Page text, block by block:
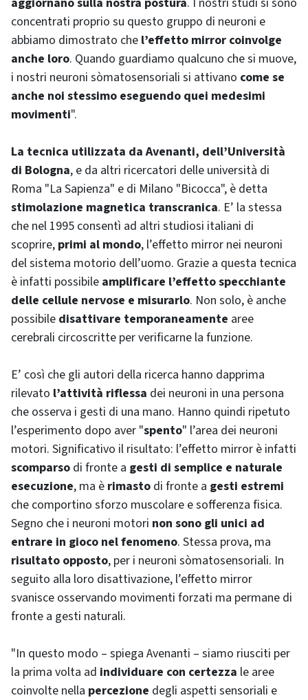
concentrati proprio su questo gruppo di neuroni e
abbiamo dimostrato che l’effetto mirror coinvolge
anche loro. Quando guardiamo qualcuno che si muove,
i nostri neuroni sòmatosensoriali si attivano come se
anche noi stessimo eseguendo quei medesimi
movimenti".
La tecnica utilizzata da Avenanti, dell’Università
di Bologna, e da altri ricercatori delle università di
Roma "La Sapienza" e di Milano "Bicocca", è detta
stimolazione magnetica transcranica. E’ la stessa
che nel 1995 consentì ad altri studiosi italiani di
scoprire, primi al mondo, l’effetto mirror nei neuroni
del sistema motorio dell’uomo. Grazie a questa tecnica
è infatti possibile amplificare l’effetto specchiante
delle cellule nervose e misurarlo. Non solo, è anche
possibile disattivare temporaneamente aree
cerebrali circoscritte per verificarne la funzione.
E’ così che gli autori della ricerca hanno dapprima
rilevato l’attività riflessa dei neuroni in una persona
che osserva i gesti di una mano. Hanno quindi ripetuto
l’esperimento dopo aver "spento" l’area dei neuroni
motori. Significativo il risultato: l’effetto mirror è infatti
scomparso di fronte a gesti di semplice e naturale
esecuzione, ma è rimasto di fronte a gesti estremi
che comportino sforzo muscolare e sofferenza fisica.
Segno che i neuroni motori non sono gli unici ad
entrare in gioco nel fenomeno. Stessa prova, ma
risultato opposto, per i neuroni sòmatosensoriali. In
seguito alla loro disattivazione, l’effetto mirror
svanisce osservando movimenti forzati ma permane di
fronte a gesti naturali.
"In questo modo – spiega Avenanti – siamo riusciti per
la prima volta ad individuare con certezza le aree
coinvolte nella percezione degli aspetti sensoriali e